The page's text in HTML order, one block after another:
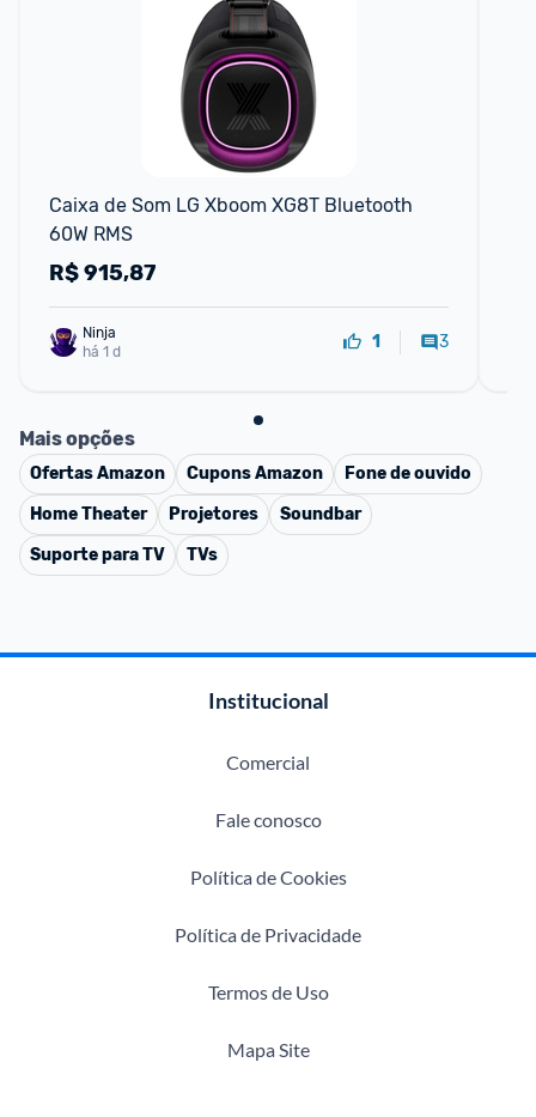
Caixa de Som LG Xboom XG8T Bluetooth
60W RMS
R$915,87
há 1 d
1 3
Mais opções
OfertasAmazon CuponsAmazon
Fone de ouvido
Home Theater
Projetores
Soundbar
Suporte para TV
TVs
Institucional
Comercial
Fale conosco
Política de Cookies
Política de Privacidade
Termos de Uso
Mapa Site